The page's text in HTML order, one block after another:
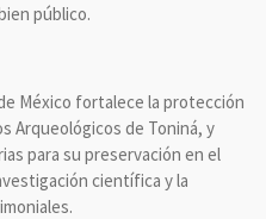
público.
México fortalece la protección
Arqueológicos de Toniná, y
para su preservación en el
científica y la